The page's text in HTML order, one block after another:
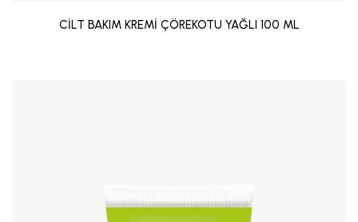
CİLT BAKIM KREMİ ÇÖREKOTU YAĞLI 100 ML